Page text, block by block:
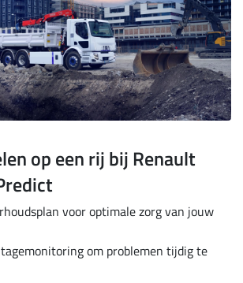
op een rij bij Renault
voor optimale zorg van jouw
om problemen tijdig te